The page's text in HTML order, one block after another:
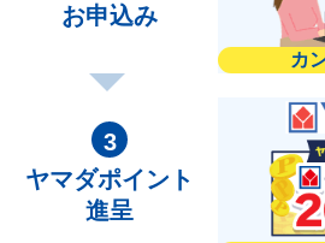
お申込み
カ
ヤマダポイント
進呈